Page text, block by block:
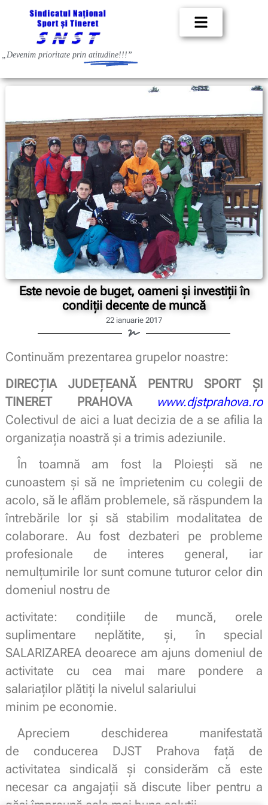
„Devenim prioritate prin atitudine!!!”
Este nevoie de buget, oameni şi investiţii în
condiţii decente de muncă
22 ianuarie 2017
Continuăm prezentarea grupelor noastre:
DIRECŢIA JUDEŢEANĂ PENTRU SPORT ŞI
TINERET PRAHOVA
www.djstprahova.ro
Colectivul de aici a luat decizia de a se afilia la
organizaţia noastră şi a trimis adeziunile.
În toamnă am fost la Ploieşti să ne
cunoastem şi să ne împrietenim cu colegii de
acolo, să le aflăm problemele, să răspundem la
întrebările lor şi să stabilim modalitatea de
colaborare. Au fost dezbateri pe probleme
profesionale de interes general, iar
nemulţumirile lor sunt comune tuturor celor din
domeniul nostru de
activitate: condiţiile de muncă, orele
suplimentare neplătite, şi, în special
SALARIZAREA deoarece am ajuns domeniul de
activitate cu cea mai mare pondere a
salariaţilor plătiţi la nivelul salariului
minim pe economie.
Apreciem deschiderea manifestată
de conducerea DJST Prahova faţă de
activitatea sindicală și considerăm că este
necesar ca angajaţii să discute liber pentru a